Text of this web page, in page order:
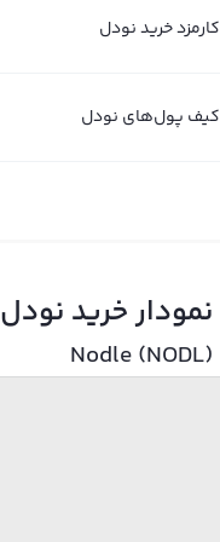
کارمزد خرید نودل
کیف پول‌های نودل
نمودار خرید نودل
Nodle (NODL)